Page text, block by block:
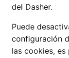
del Dasher.
Puede
configuración
las cookies,